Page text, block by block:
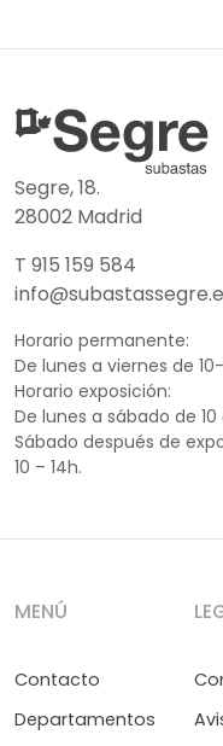
Segre, 18.
28002 Madrid
T 915 159 584
Horario permanente:
De lunes a viernes de 10-
Horario exposición:
De lunes a sábado de 10
Sábado después de
10 – 14h.
MENÚ
Contacto
Departamentos